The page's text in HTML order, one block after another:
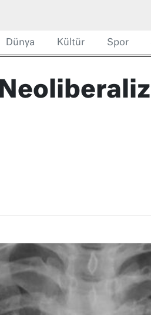
Dünya Kültür Spor